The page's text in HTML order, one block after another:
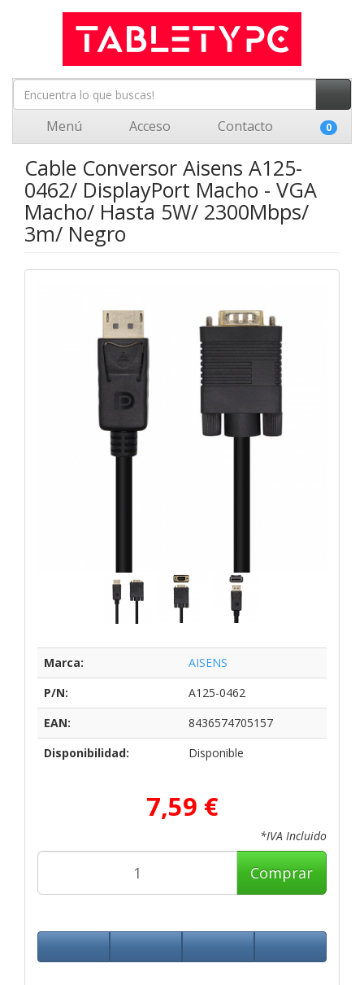
Menú Acceso Contacto 0
Cable Conversor Aisens A125-
0462/ DisplayPort Macho - VGA
Macho/ Hasta 5W/ 2300Mbps/
3m/ Negro
Marca:
AISENS
P/N:
A125-0462
EAN:
8436574705157
Disponibilidad:
Disponible
7,59 €
*IVA Incluido
Comprar